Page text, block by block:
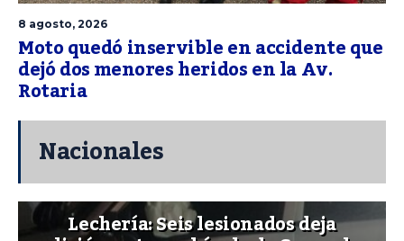
8 agosto, 2026
Moto quedó inservible en accidente que
dejó dos menores heridos en la Av.
Rotaria
Nacionales
Lechería: Seis lesionados deja